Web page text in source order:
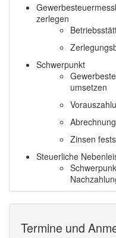
zerlegen
Schwerpunkt
umsetzen
Abrechnung
Zinsen
Steuerliche
Termine und